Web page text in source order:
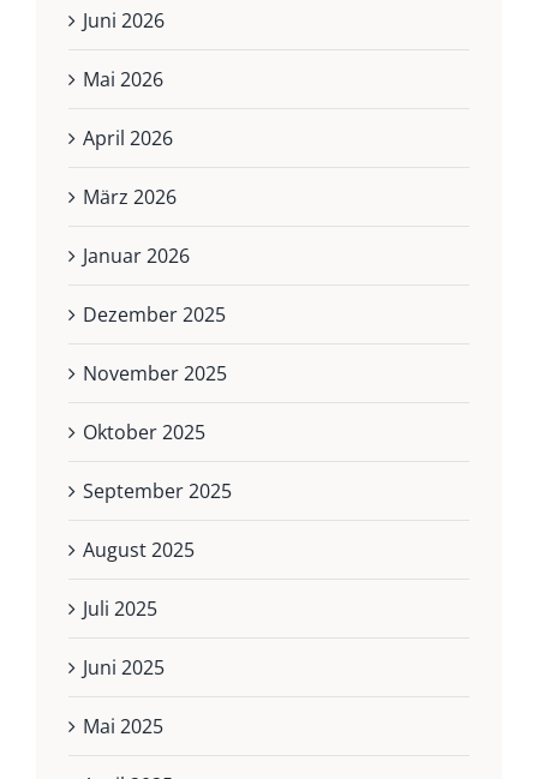
Juni 2026
Mai 2026
April 2026
März 2026
Januar 2026
Dezember 2025
November 2025
Oktober 2025
September 2025
August 2025
Juli 2025
Juni 2025
Mai 2025